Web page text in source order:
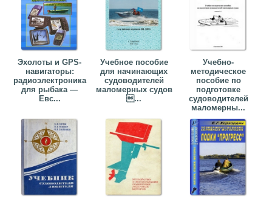
Эхолоты и GPS-
навигаторы:
радиоэлектроника
для рыбака —
Евс...
Учебное пособие
для начинающих
судоводителей
маломерных судов
...
Учебно-
методическое
пособие по
подготовке
судоводителей
маломерны...